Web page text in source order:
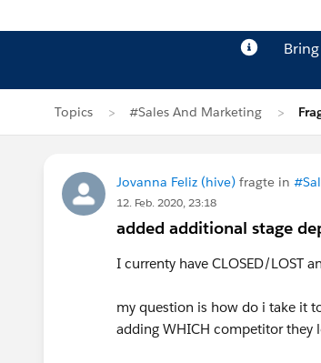
Topics #Sales And Marketing
Jovanna Feliz (hive) fragte in
12. Feb. 2020, 23:18
added additional stage
I currenty have CLOSED/LOST
my question is how do i take it
adding WHICH competitor they